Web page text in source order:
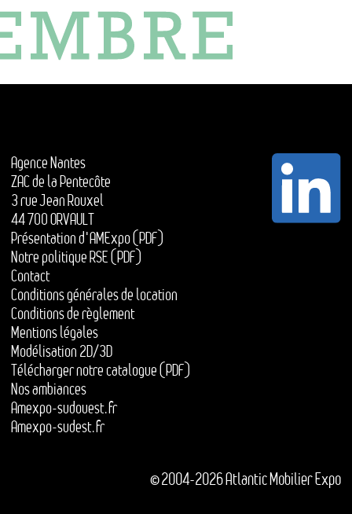
Agence Nantes
ZAC de la Pentecôte
3 rue Jean Rouxel
44 700 ORVAULT
Présentation d'AMExpo (PDF)
Notre politique RSE (PDF)
Contact
Conditions générales de location
Conditions de règlement
Mentions légales
Modélisation 2D/3D
Télécharger notre catalogue (PDF)
Nos ambiances
Amexpo-sudouest.fr
Amexpo-sudest.fr
© 2004-2026 Atlantic Mobilier Expo